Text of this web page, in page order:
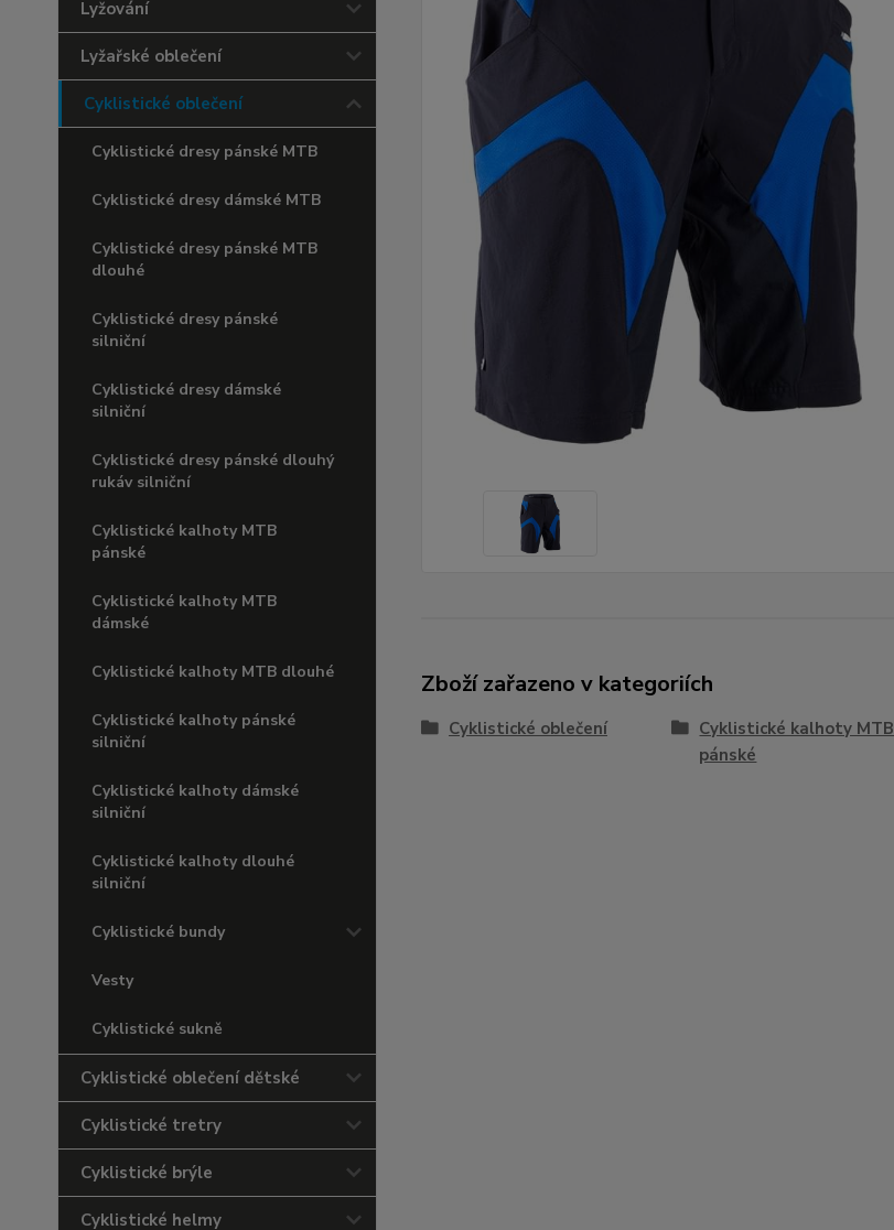
Lyžování
Lyžařské oblečení
Cyklistické oblečení
Cyklistické dresy pánské MTB
Cyklistické dresy dámské MTB
Cyklistické dresy pánské MTB
dlouhé
Cyklistické dresy pánské
silniční
Cyklistické dresy dámské
silniční
Cyklistické dresy pánské dlouhý
rukáv silniční
Cyklistické kalhoty MTB
pánské
Cyklistické kalhoty MTB
dámské
Cyklistické kalhoty MTB dlouhé
Cyklistické kalhoty pánské
silniční
Cyklistické kalhoty dámské
silniční
Cyklistické kalhoty dlouhé
silniční
Cyklistické bundy
Vesty
Cyklistické sukně
Cyklistické oblečení dětské
Cyklistické tretry
Cyklistické brýle
Cyklistické helmy
Zboží zařazeno v kategoriích
Cyklistické oblečení
Cyklistické kalhoty MTB
pánské